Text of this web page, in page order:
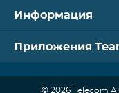
Информация
Приложения
© 2026 Telecom